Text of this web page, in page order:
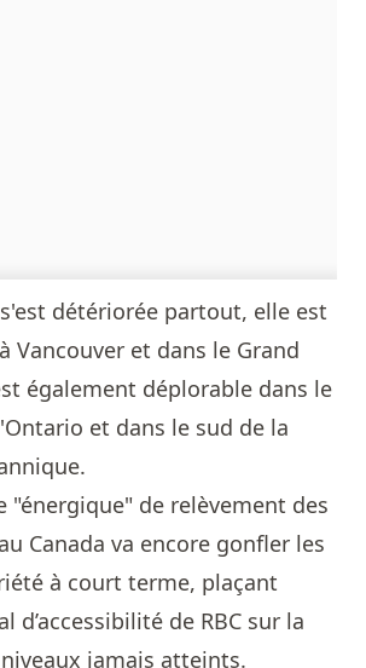
détériorée partout, elle est
Vancouver et dans le Grand
également déplorable dans le
et dans le sud de la
"énergique" de relèvement des
Canada va encore gonfler les
à court terme, plaçant
d’accessibilité de RBC sur la
jamais atteints.